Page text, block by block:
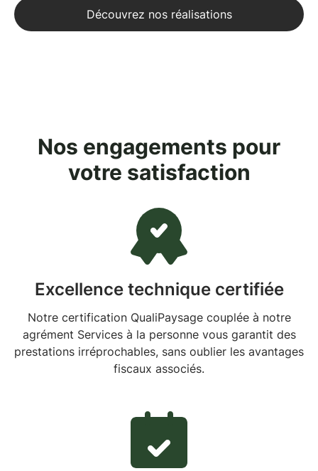
Découvrez nos réalisations
Nos engagements pour
votre satisfaction
Excellence technique certifiée
Notre certification QualiPaysage couplée à notre
agrément Services à la personne vous garantit des
prestations irréprochables, sans oublier les avantages
fiscaux associés.